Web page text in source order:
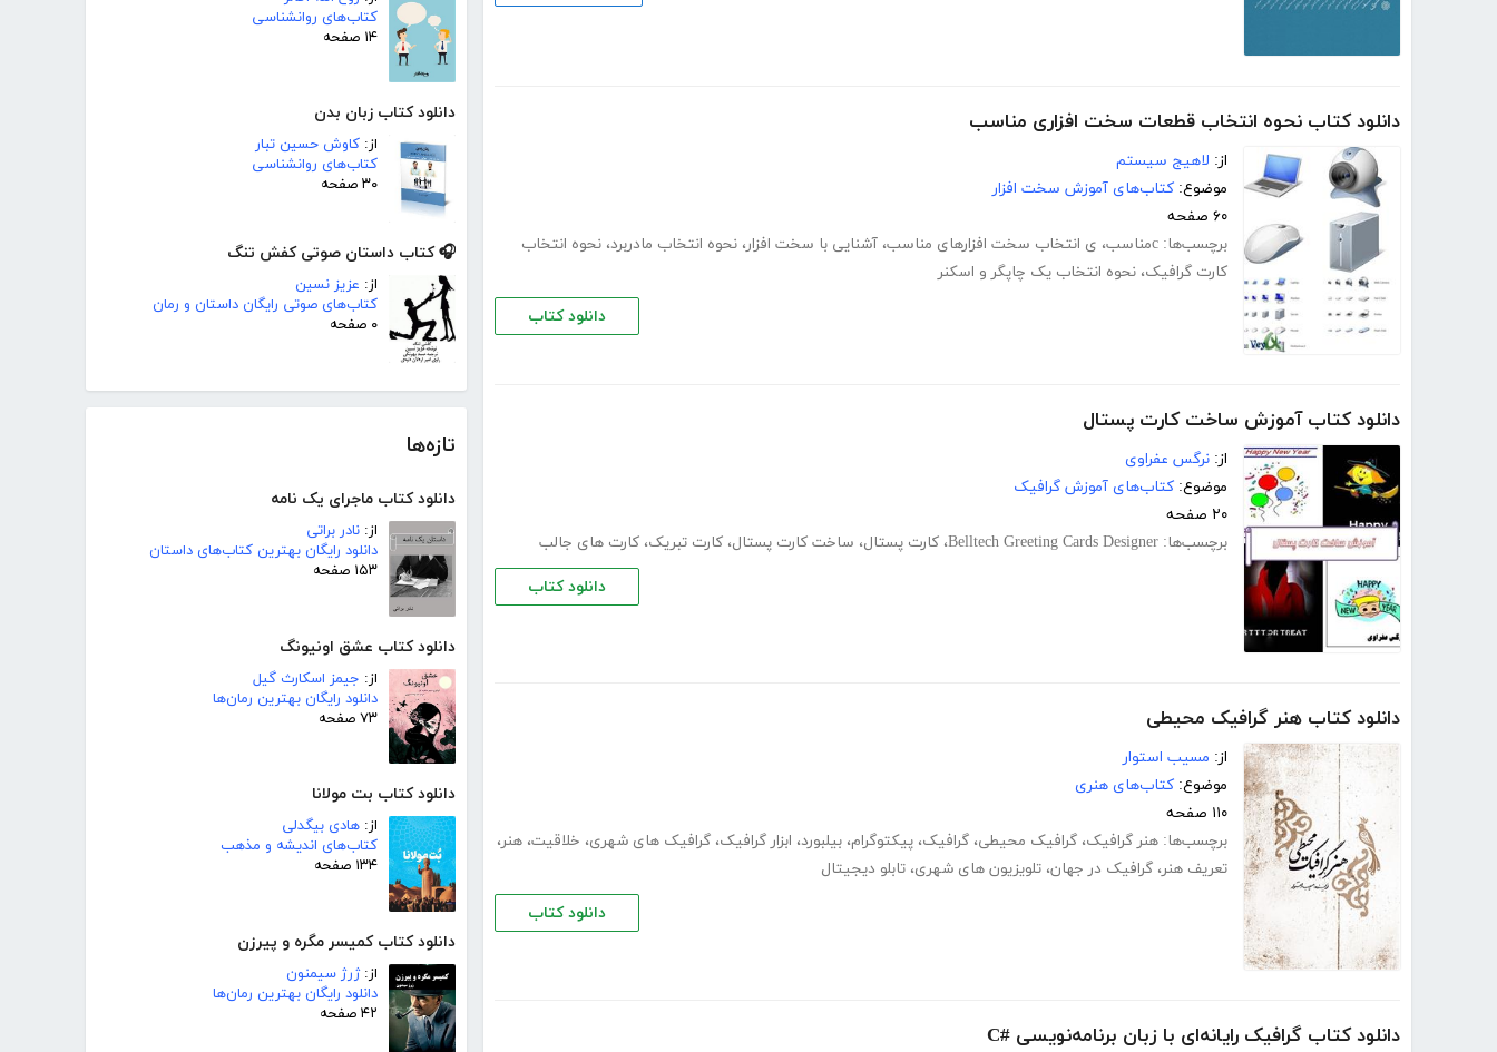
کتاب‌های روانشناسی
۱۴ صفحه
دانلود کتاب زبان بدن
از: کاوش حسین تبار
کتاب‌های روانشناسی
۳۰ صفحه
🎧 کتاب داستان صوتی کفش تنگ
از: عزیز نسین
کتاب‌های صوتی رایگان داستان و رمان
۰ صفحه
تازه‌ها
دانلود کتاب ماجرای یک نامه
از: نادر براتی
دانلود رایگان بهترین کتاب‌های داستان
۱۵۳ صفحه
دانلود کتاب عشق اونیونگ
از: جیمز اسکارث گیل
دانلود رایگان بهترین رمان‌ها
۷۳ صفحه
دانلود کتاب بت مولانا
از: هادی بیگدلی
کتاب‌های اندیشه و مذهب
۱۳۴ صفحه
دانلود کتاب کمیسر مگره و پیرزن
از:ژرژ سیمنون
دانلود رایگان بهترین رمان‌ها
۴۲ صفحه
دانلود کتاب نحوه انتخاب قطعات سخت افزاری مناسب
از: لاهیج سیستم
موضوع: کتاب‌های آموزش سخت افزار
۶۰ صفحه
برچسب‌ها: cمناسب ، ی انتخاب سخت افزارهای مناسب، آشنایی با سخت افزار، نحوه انتخاب مادربرد، نحوه انتخاب
کارت گرافیک، نحوه انتخاب یک چاپگر و اسکنر
دانلود کتاب
دانلود کتاب آموزش ساخت کارت پستال
از: نرگس عفراوی
موضوع: کتاب‌های آموزش گرافیک
۲۰ صفحه
برچسب‌ها: Belltech Greeting Cards Designer، کارت پستال، ساخت کارت پستال، کارت تبریک، کارت های جالب
دانلود کتاب
دانلود کتاب هنر گرافیک محیطی
از: مسیب استوار
موضوع: کتاب‌های هنری
۱۱۰ صفحه
برچسب‌ها: هنر گرافیک، گرافیک محیطی، گرافیک، پیکتوگرام، بیلبورد، ابزار گرافیک، گرافیک های شهری، خلاقیت، هنر،
تعریف هنر، گرافیک در جهان، تلویزیون های شهری، تابلو دیجیتال
دانلود کتاب
دانلود کتاب گرافیک رایانه‌ای با زبان برنامه‌نویسی #C